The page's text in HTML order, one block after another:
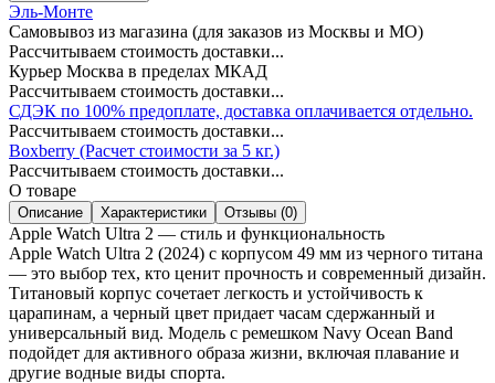
Эль-Монте
Самовывоз из магазина (для заказов из Москвы и МО)
Рассчитываем стоимость доставки...
Курьер Москва в пределах МКАД
Рассчитываем стоимость доставки...
СДЭК по 100% предоплате, доставка оплачивается отдельно.
Рассчитываем стоимость доставки...
Boxberry (Расчет стоимости за 5 кг.)
Рассчитываем стоимость доставки...
О товаре
Описание Характеристики Отзывы (0)
Apple Watch Ultra 2 — стиль и функциональность
Apple Watch Ultra 2 (2024) с корпусом 49 мм из черного титана
— это выбор тех, кто ценит прочность и современный дизайн.
Титановый корпус сочетает легкость и устойчивость к
царапинам, а черный цвет придает часам сдержанный и
универсальный вид. Модель с ремешком Navy Ocean Band
подойдет для активного образа жизни, включая плавание и
другие водные виды спорта.